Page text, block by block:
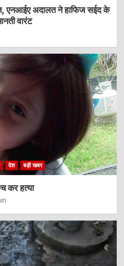
एनआईए अदालत ने हाफिज सईद के
वारंट
देश बड़ी खबर
कर हत्या